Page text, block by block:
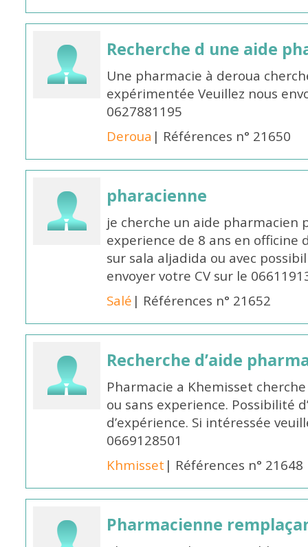
Recherche d une aide
Une pharmacie à deroua
expérimentée Veuillez nous
0627881195
Deroua | Références n° 21650
pharacienne
je cherche un aide pharmacien
experience de 8 ans en
sur sala aljadida ou avec
envoyer votre CV sur le
Salé | Références n° 21652
Recherche d’aide
Pharmacie a Khemisset
ou sans experience. Possibilité
d’expérience. Si intéressée
0669128501
Khmisset | Références n° 21648
Pharmacienne